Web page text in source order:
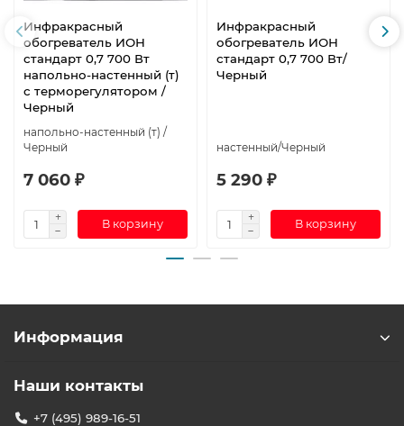
Инфракрасный
обогреватель ИОН
стандарт 0,7 700 Вт
напольно-настенный (т)
с терморегулятором /
Черный
напольно-настенный (т) /
Черный
7 060 ₽
В корзину
Инфракрасный
обогреватель ИОН
стандарт 0,7 700 Вт/
Черный
настенный/Черный
5 290 ₽
В корзину
Информация
Наши контакты
+7 (495) 989-16-51